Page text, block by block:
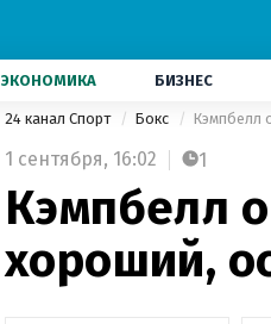
ЭКОНОМИКА БИЗНЕС
24 канал Спорт Бокс Кэмпбелл
1 сентября, 16:02 1
Кэмпбелл
хороший,